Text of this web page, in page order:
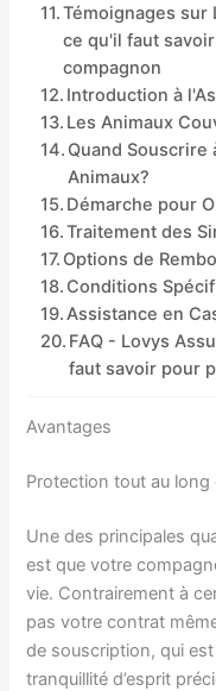
Témoignages sur
ce qu'il faut
compagnon
Introduction à
Les Animaux
Quand Souscrire
Animaux?
Démarche pour
Traitement des
Options de
Conditions
Assistance en
FAQ - Lovys
faut savoir pour
Avantages
Protection tout au long
Une des principales
est que votre
vie. Contrairement à
pas votre contrat
de souscription, qui
tranquillité d’esprit